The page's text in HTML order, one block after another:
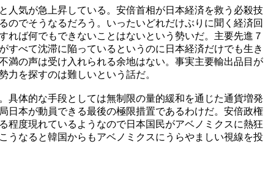
人気が急上昇している。安倍首相が日本経済を救う必殺技
でそうなるだろう。いったいどれだけぶりに聞く経済回
ば何でもできないことはないという勢いだ。主要先進７
べて沈滞に陥っているというのに日本経済だけでも生き
満の声は受け入れられる余地はない。事実主要輸出品目が
を探すのは難しいという話だ。
具体的な手段としては無制限の量的緩和を通じた通貨増発
日本が動員できる最後の極限措置であるわけだ。安倍政権
程度現れているようなので日本国民がアベノミクスに熱狂
うなると韓国からもアベノミクスにうらやましい視線を投